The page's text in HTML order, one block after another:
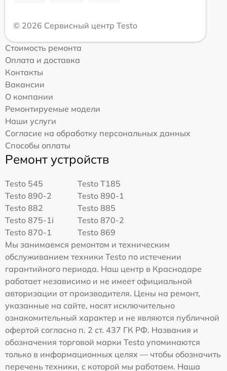
© 2026 Сервисный центр Testo
Стоимость ремонта
Оплата и доставка
Контакты
Вакансии
О компании
Ремонтируемые модели
Наши услуги
Согласие на обработку персональных данных
Способы оплаты
Ремонт устройств
Testo 545
Testo T185
Testo 890-2
Testo 890-1
Testo 882
Testo 885
Testo 875-1i
Testo 870-2
Testo 870-1
Testo 869
Мы занимаемся ремонтом и техническим
обслуживанием техники Testo по истечении
гарантийного периода. Наш центр в Краснодаре
работает независимо и не имеет официальной
авторизации от производителя. Цены на ремонт,
указанные на сайте, носят исключительно
ознакомительный характер и не являются публичной
офертой согласно п. 2 ст. 437 ГК РФ. Названия и
обозначения торговой марки Testo упоминаются
только в информационных целях — чтобы обозначить
перечень техники, с которой мы работаем. Наша